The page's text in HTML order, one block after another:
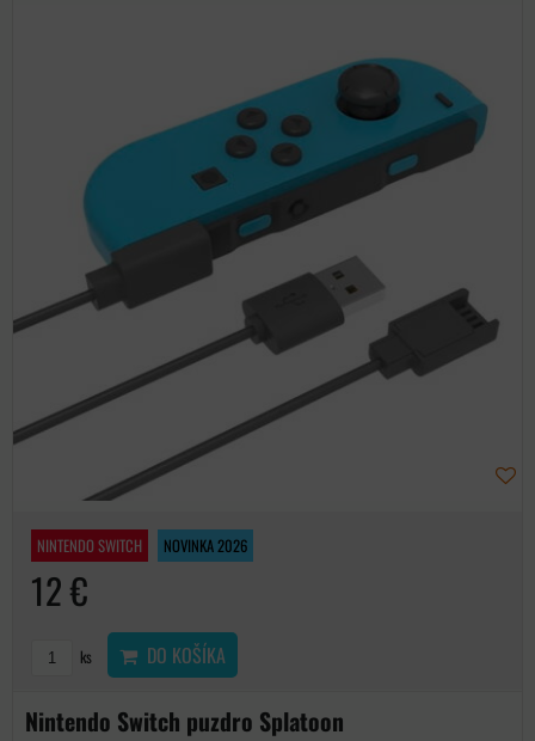
NINTENDO SWITCH NOVINKA 2026
12 €
ks DO KOŠÍKA
Nintendo Switch puzdro Splatoon